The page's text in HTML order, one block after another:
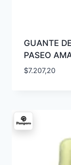
GUANTE
PASEO
$7.207,20